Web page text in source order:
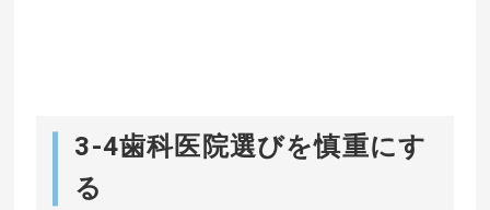
3-4歯科医院選びを慎重にす
る